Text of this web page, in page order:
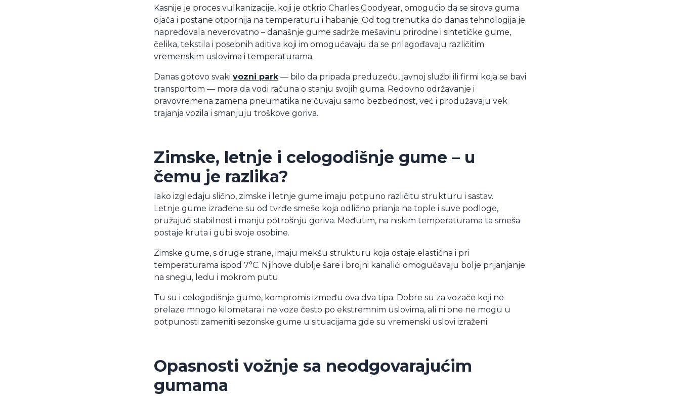
Kasnije je proces vulkanizacije, koji je otkrio Charles Goodyear, omogućio da se sirova guma
ojača i postane otpornija na temperaturu i habanje. Od tog trenutka do danas tehnologija je
napredovala neverovatno – današnje gume sadrže mešavinu prirodne i sintetičke gume,
čelika, tekstila i posebnih aditiva koji im omogućavaju da se prilagođavaju različitim
vremenskim uslovima i temperaturama.
Danas gotovo svaki vozni park— bilo da pripada preduzeću, javnoj službi ili firmi koja se bavi
transportom — mora da vodi računa o stanju svojih guma. Redovno održavanje i
pravovremena zamena pneumatika ne čuvaju samo bezbednost, već i produžavaju vek
trajanja vozila i smanjuju troškove goriva.
Zimske, letnje i celogodišnje gume – u
čemu je razlika?
Iako izgledaju slično, zimske i letnje gume imaju potpuno različitu strukturu i sastav.
Letnje gume izrađene su od tvrđe smeše koja odlično prianja na tople i suve podloge,
pružajući stabilnost i manju potrošnju goriva. Međutim, na niskim temperaturama ta smeša
postaje kruta i gubi svoje osobine.
Zimske gume, s druge strane, imaju mekšu strukturu koja ostaje elastična i pri
temperaturama ispod 7°C. Njihove dublje šare i brojni kanalići omogućavaju bolje prijanjanje
na snegu, ledu i mokrom putu.
Tu su i celogodišnje gume, kompromis između ova dva tipa. Dobre su za vozače koji ne
prelaze mnogo kilometara i ne voze često po ekstremnim uslovima, ali ni one ne mogu u
potpunosti zameniti sezonske gume u situacijama gde su vremenski uslovi izraženi.
Opasnosti vožnje sa neodgovarajućim
gumama